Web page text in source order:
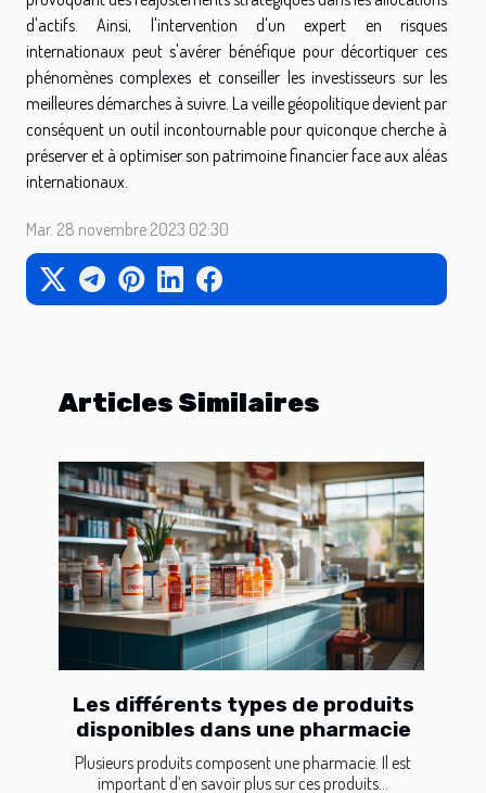
d'actifs. Ainsi, l'intervention d'un expert en risques
internationaux peut s'avérer bénéfique pour décortiquer ces
phénomènes complexes et conseiller les investisseurs sur les
meilleures démarches à suivre. La veille géopolitique devient par
conséquent un outil incontournable pour quiconque cherche à
préserver et à optimiser son patrimoine financier face aux aléas
internationaux.
Mar. 28 novembre 2023 02:30
Articles Similaires
Les différents types de produits
disponibles dans une pharmacie
Plusieurs produits composent une pharmacie. Il est
important d’en savoir plus sur ces produits...